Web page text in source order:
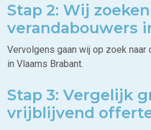
Stap 2: Wij
verandabouwers
Vervolgens gaan wij op zoek
in Vlaams Brabant.
Stap 3: Vergelijk
vrijblijvend